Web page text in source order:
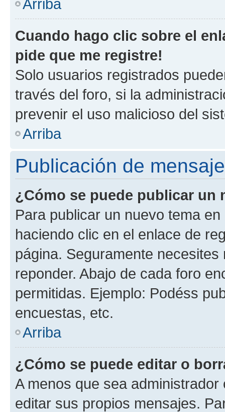
Arriba
Cuando hago clic sobre el
pide que me registre!
Solo usuarios registrados
través del foro, si la
prevenir el uso malicioso del
Arriba
Publicación de
¿Cómo se puede publicar un
Para publicar un nuevo tema
haciendo clic en el enlace de
página. Seguramente
reponder. Abajo de cada foro
permitidas. Ejemplo: Podéss
encuestas, etc.
Arriba
¿Cómo se puede editar o
A menos que sea
editar sus propios mensajes.